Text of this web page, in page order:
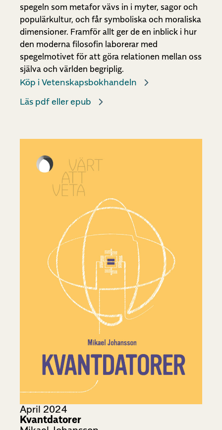
spegeln som metafor vävs in i myter, sagor och
populärkultur, och får symboliska och moraliska
dimensioner. Framför allt ger de en inblick i hur
den moderna filosofin laborerar med
spegelmotivet för att göra relationen mellan oss
själva och världen begriplig.
Köp i Vetenskapsbokhandeln
Läs pdf eller epub
April 2024
Kvantdatorer